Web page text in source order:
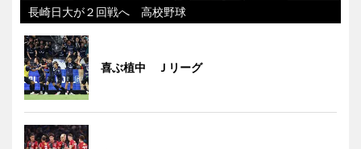
長崎日大が２回戦へ 高校野球
喜ぶ植中 Ｊリーグ